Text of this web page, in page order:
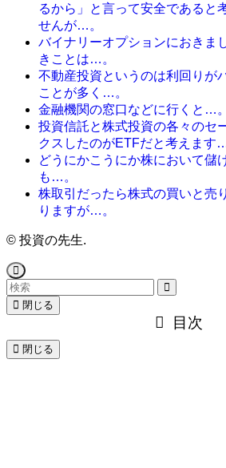
るから」と言って安全であると
せんが…。
バイナリーオプションにおきま
きことは…。
不動産投資というのは利回りが
ことが多く…。
金融機関の窓口などに行くと…。
投資信託と株式投資の各々のセ
クスしたのがETFだと考えます…
どうにかこうにか株において儲
も…。
株取引だったら株式の買いと売
りますが…。
© 投資の先生.
閉じる
目次
閉じる